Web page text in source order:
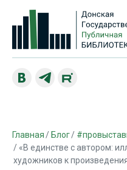
Главная Блог
«В единстве с автором:
художников к